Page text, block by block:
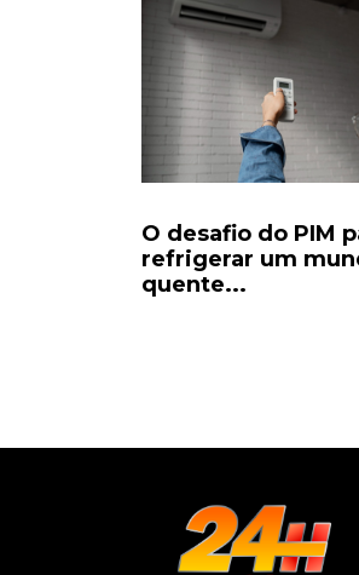
O desafio do PIM
refrigerar um
quente...